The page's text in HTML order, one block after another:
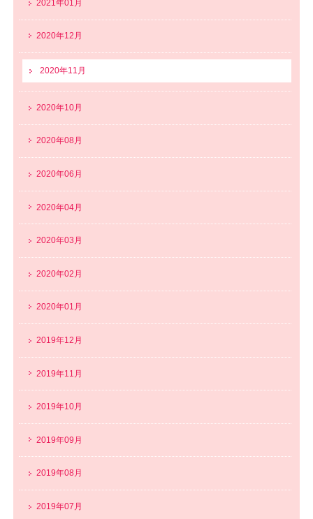
2021年01月
2020年12月
2020年11月
2020年10月
2020年08月
2020年06月
2020年04月
2020年03月
2020年02月
2020年01月
2019年12月
2019年11月
2019年10月
2019年09月
2019年08月
2019年07月